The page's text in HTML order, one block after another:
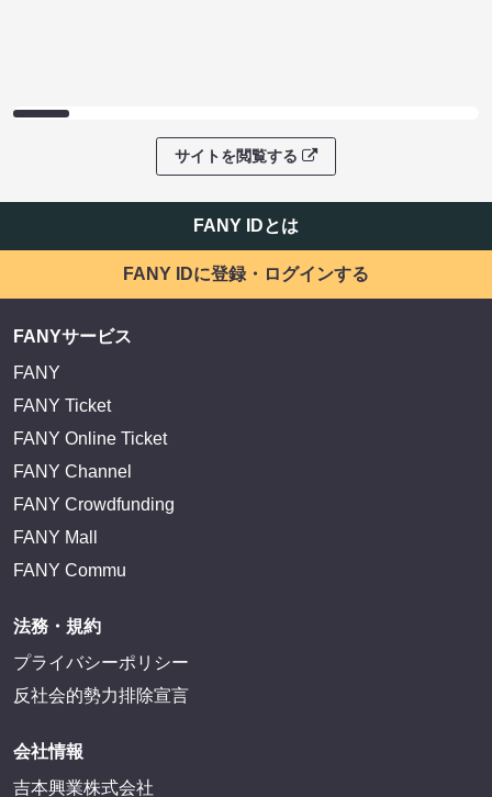
サイトを閲覧する
FANY IDとは
FANY IDに登録・ログインする
FANYサービス
FANY
FANY Ticket
FANY Online Ticket
FANY Channel
FANY Crowdfunding
FANY Mall
FANY Commu
法務・規約
プライバシーポリシー
反社会的勢力排除宣言
会社情報
吉本興業株式会社